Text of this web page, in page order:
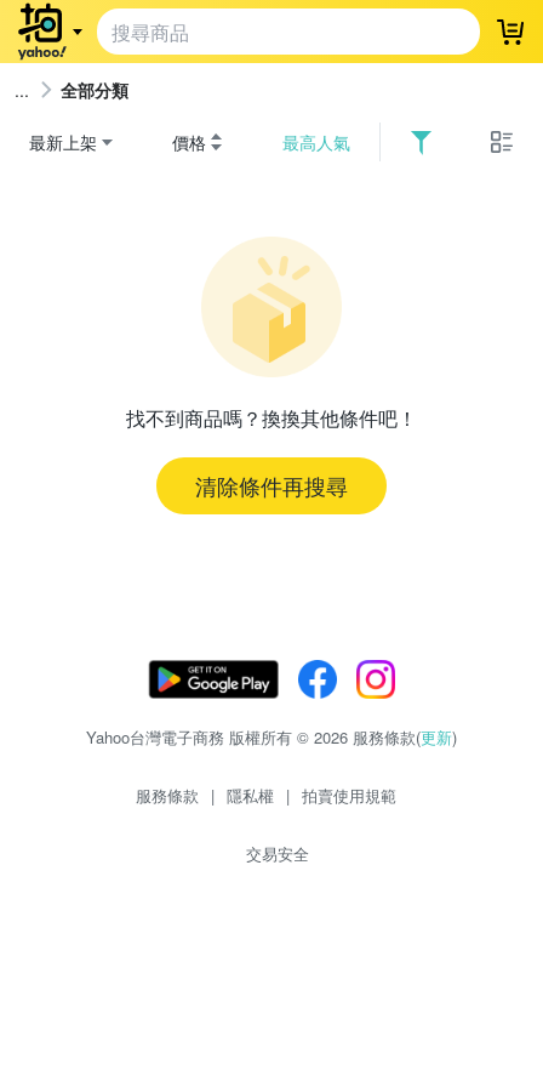
登
全部分類
最新上架 價格 最高人氣
找不到商品嗎？換換其他條件吧！
清除條件再搜尋
Yahoo台灣電子商務 版權所有 © 2026 服務條款(更新)
服務條款 | 隱私權 | 拍賣使用規範
交易安全